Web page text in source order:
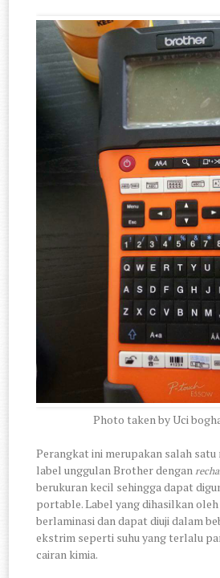
Photo taken by Uci
Perangkat ini merupakan salah
label unggulan Brother dengan
berukuran kecil sehingga dapat
portable. Label yang dihasilkan
berlaminasi dan dapat diuji dalam
ekstrim seperti suhu yang terlalu
cairan kimia.